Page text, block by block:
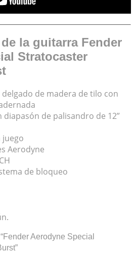
la guitarra Fender
Stratocaster
de madera de tilo con
diapasón de palisandro de 12”
juego
Aerodyne
de bloqueo
Aerodyne Special